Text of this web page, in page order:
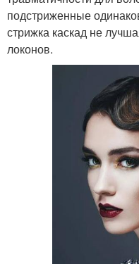
подстриженные
стрижка каскад не
локонов.